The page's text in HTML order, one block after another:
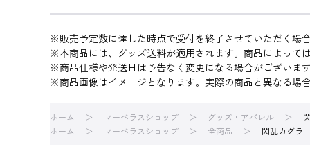
※販売予定数に達した時点で受付を終了させていただく場
※本商品には、グッズ送料が適用されます。商品によって
※商品仕様や発送日は予告なく変更になる場合がございま
※商品画像はイメージとなります。実際の商品と異なる場
ホーム マーベラスショップ グッズ・アパレル
ホーム
マーベラスショップ 全商品 閃乱カグラ